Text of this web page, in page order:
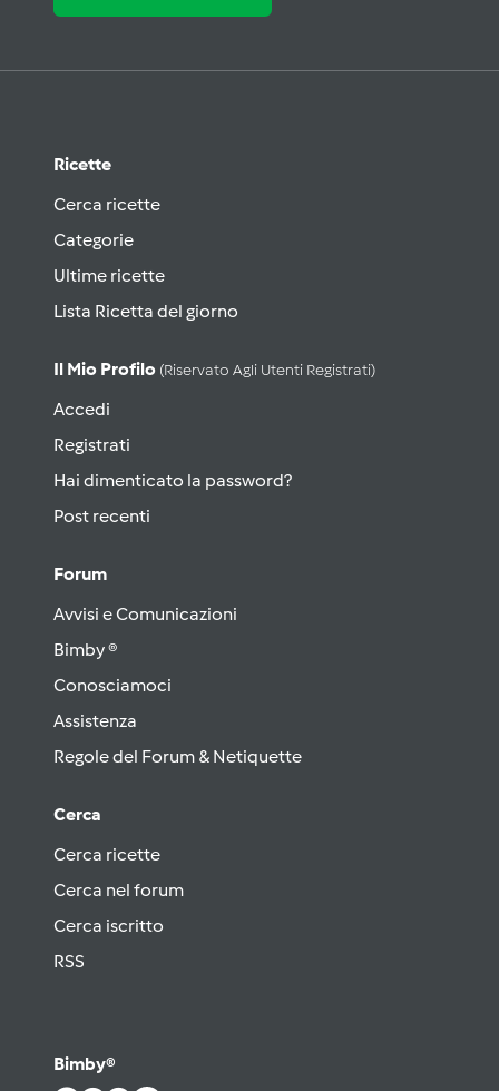
Ricette
Cerca ricette
Categorie
Ultime ricette
Lista Ricetta del giorno
Il Mio Profilo (riservato Agli Utenti Registrati)
Accedi
Registrati
Hai dimenticato la password?
Post recenti
Forum
Avvisi e Comunicazioni
Bimby ®
Conosciamoci
Assistenza
Regole del Forum & Netiquette
Cerca
Cerca ricette
Cerca nel forum
Cerca iscritto
RSS
Bimby®